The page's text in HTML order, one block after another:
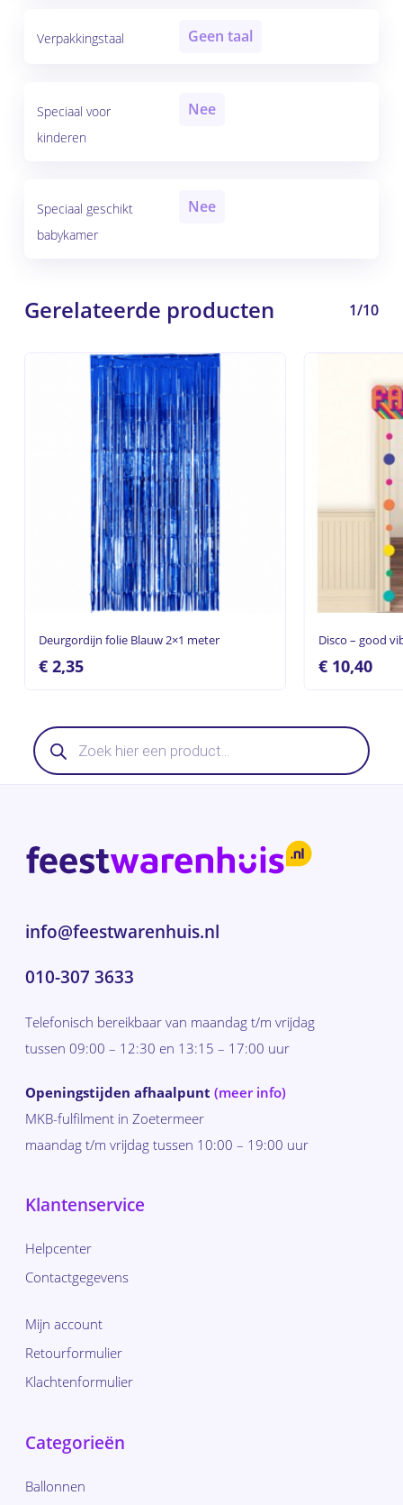
Verpakkingstaal Geen taal
Speciaal voor
kinderen
Nee
Speciaal geschikt
babykamer
Nee
Gerelateerde producten 1/10
Deurgordijn folie Blauw 2×1 meter
€2,35
Disco – good
€10,40
Producten
zoeken
info@feestwarenhuis.nl
010-307 3633
Telefonisch bereikbaar van maandag t/m vrijdag
tussen 09:00 – 12:30 en 13:15 – 17:00 uur
Openingstijden afhaalpunt (meer info)
MKB-fulfilment in Zoetermeer
maandag t/m vrijdag tussen 10:00 – 19:00 uur
Klantenservice
Helpcenter
Contactgegevens
Mijn account
Retourformulier
Klachtenformulier
Categorieën
Ballonnen